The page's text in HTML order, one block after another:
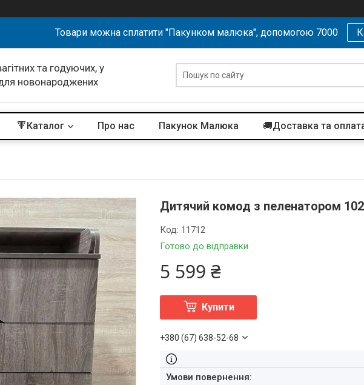
Товари можна сплатити "Пакунком малюка", допомогою 7000
та годуючих, у
новонароджених
🔻Каталог Про нас Пакунок Малюка 🚚Доставка та
Дитячий комод з пеленатором
Готово до відправки
Код: 11712
5 599 ₴
Купити
+380 (67) 638-52-68